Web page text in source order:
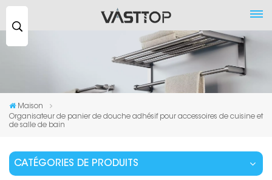
Maison
Organisateur de panier de douche adhésif pour accessoires de cuisine et
de salle de bain
CATÉGORIES DE PRODUITS